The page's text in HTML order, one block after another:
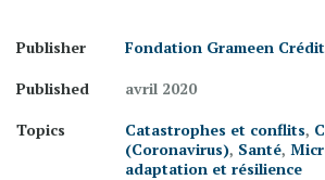
Publisher
Fondation Grameen
Published
avril 2020
Topics
Catastrophes et conflits,
(Coronavirus), Santé,
adaptation et résilience